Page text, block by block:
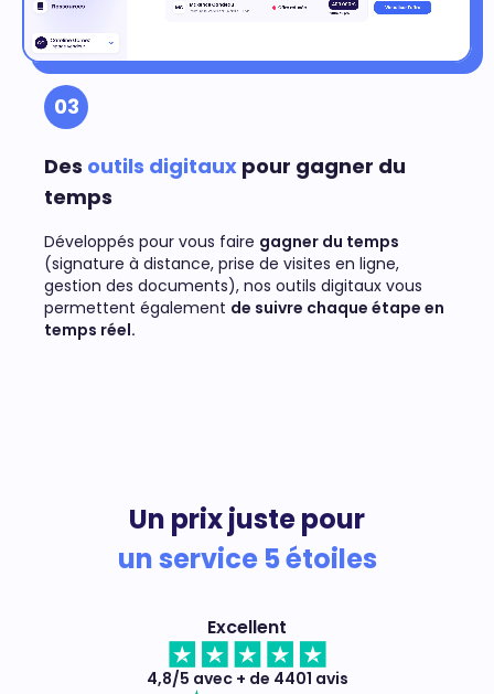
03
Des outils digitaux pour gagner du
temps
Développés pour vous faire gagner du temps
(signature à distance, prise de visites en ligne,
gestion des documents), nos outils digitaux vous
permettent également de suivre chaque étape en
temps réel.
Un prix juste pour
un service 5 étoiles
Excellent
4,8/5 avec + de 4401 avis